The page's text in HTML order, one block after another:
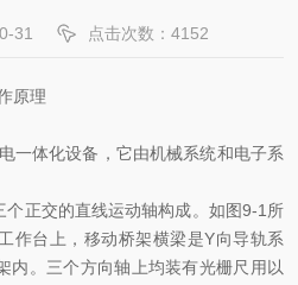
31 点击次数：4152
原理
体化设备，它由机械系统和电子系
正交的直线运动轴构成。如图9-1所
作台上，移动桥架横梁是Y向导轨系
内。三个方向轴上均装有光栅尺用以